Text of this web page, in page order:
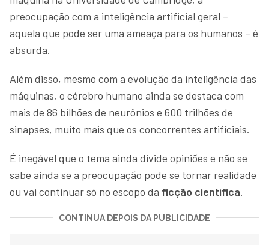
preocupação com a inteligência artificial geral –
aquela que pode ser uma ameaça para os humanos – é
absurda.
Além disso, mesmo com a evolução da inteligência das
máquinas, o cérebro humano ainda se destaca com
mais de 86 bilhões de neurônios e 600 trilhões de
sinapses, muito mais que os concorrentes artificiais.
É inegável que o tema ainda divide opiniões e não se
sabe ainda se a preocupação pode se tornar realidade
ou vai continuar só no escopo da ficção científica.
CONTINUA DEPOIS DA PUBLICIDADE